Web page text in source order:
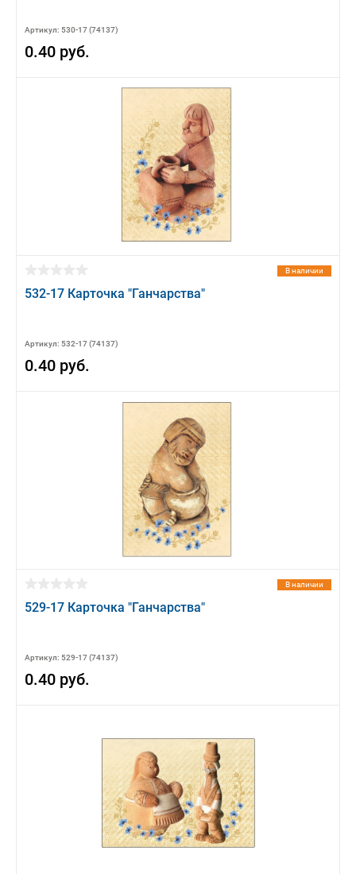
Артикул: 530-17 (74137)
0.40 руб.
В наличии
532-17 Карточка "Ганчарства"
Артикул: 532-17 (74137)
0.40 руб.
В наличии
529-17 Карточка "Ганчарства"
Артикул: 529-17 (74137)
0.40 руб.